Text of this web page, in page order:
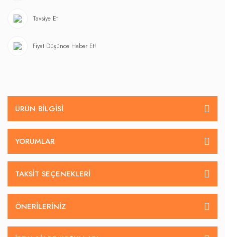
Tavsiye Et
Fiyat Düşünce Haber Et!
ÜRÜN BILGISI
YORUMLAR
TAKSIT SEÇENEKLERI
ÖNERILERINIZ